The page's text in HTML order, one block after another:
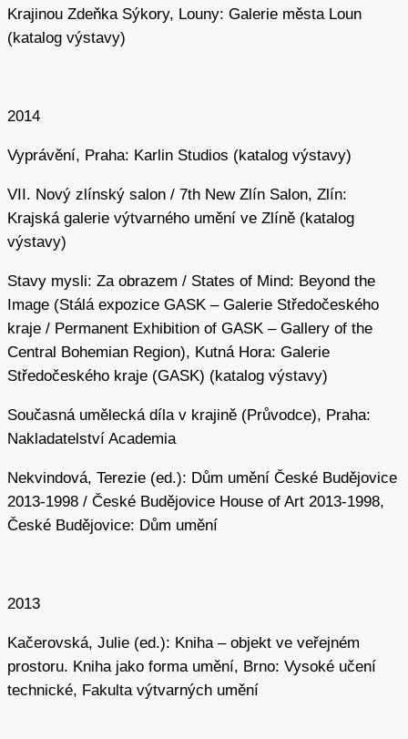
svůj zájem o komponovanou krajinu vytvořením umělého
kopce a kultivací okolního prostředí. Výsledkem je
je až k vrcholu kopce vyhloubený světelný komín, kde
v sobě Šejnovu celoživotní trajektorii pohybu od hlubin
podzemních jeskyní až po vrcholy kopců a hor –
k místům, kde země přechází v nebe; trajektorii, jež
symbolizuje jeho vztah k univerzu.
Zdroje:
Ladislav Kesner, Miloš Šejn.Býti krajinou(Řevnice: Arbor
Vitae, Plzeň: Západočeská galerie v Plzni, 2010).
Nakladatelství J. Vacl, 2009).
Marie Platovská, Rostislav Švácha (eds.),
českého výtvarného umění VI(1958–2000) (Praha:
Academia, 2007).
Miloš Šejn (ed.),Miloš Šejn / Archivy & kabinety
Martin Pavlis
2026
Krajinou Zdeňka Sýkory, Louny: Galerie města Loun
(katalog výstavy)
2014
Vyprávění, Praha: Karlin Studios (katalog výstavy)
VII. Nový zlínský salon / 7th New Zlín Salon, Zlín:
Krajská galerie výtvarného umění ve Zlíně (katalog
výstavy)
Stavy mysli: Za obrazem / States of Mind: Beyond the
Image (Stálá expozice GASK – Galerie Středočeského
kraje / Permanent Exhibition of GASK – Gallery of the
Central Bohemian Region), Kutná Hora: Galerie
Středočeského kraje (GASK) (katalog výstavy)
Současná umělecká díla v krajině (Průvodce), Praha:
Nakladatelství Academia
Nekvindová, Terezie (ed.): Dům umění České Budějovice
2013-1998 / České Budějovice House of Art 2013-1998,
České Budějovice: Dům umění
2013
Kačerovská, Julie (ed.): Kniha – objekt ve veřejném
prostoru. Kniha jako forma umění, Brno: Vysoké učení
technické, Fakulta výtvarných umění